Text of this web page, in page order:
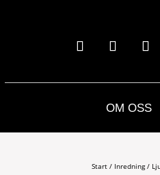
OM OSS
Start / Inredning/